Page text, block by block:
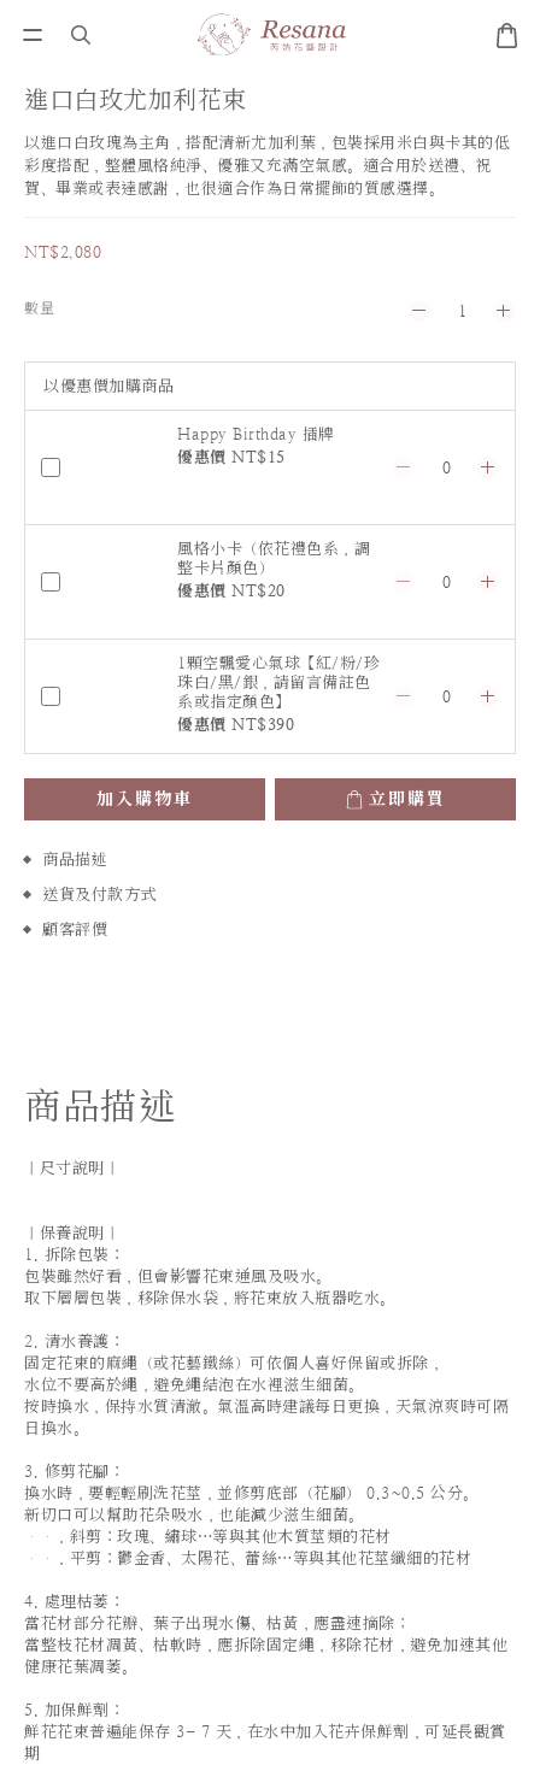
進口白玫尤加利花束
以進口白玫瑰為主角，搭配清新尤加利葉，包裝採用米白與卡其的低
彩度搭配，整體風格純淨、優雅又充滿空氣感。適合用於送禮、祝
賀、畢業或表達感謝，也很適合作為日常擺飾的質感選擇。
NT$2,080
數量
以優惠價加購商品
Happy Birthday 插牌
優惠價 NT$15
風格小卡（依花禮色系，調
整卡片顏色）
優惠價 NT$20
1顆空飄愛心氣球【紅/粉/珍
珠白/黑/銀，請留言備註色
系或指定顏色】
優惠價 NT$390
加入購物車 立即購買
商品描述
送貨及付款方式
顧客評價
商品描述
｜尺寸說明｜
｜保養說明｜
1. 拆除包裝：
包裝雖然好看，但會影響花束通風及吸水。
取下層層包裝，移除保水袋，將花束放入瓶器吃水。
2. 清水養護：
固定花束的麻繩（或花藝鐵絲）可依個人喜好保留或拆除，
水位不要高於繩，避免繩結泡在水裡滋生細菌。
按時換水，保持水質清澈。氣溫高時建議每日更換，天氣涼爽時可隔
日換水。
3. 修剪花腳：
換水時，要輕輕刷洗花莖，並修剪底部（花腳） 0.3~0.5 公分。
新切口可以幫助花朵吸水，也能減少滋生細菌。
．斜剪：玫瑰、繡球…等與其他木質莖類的花材
．平剪：鬱金香、太陽花、蕾絲…等與其他花莖纖細的花材
4. 處理枯萎：
當花材部分花瓣、葉子出現水傷、枯黃，應盡速摘除；
當整枝花材凋黃、枯軟時，應拆除固定繩，移除花材，避免加速其他
健康花葉凋萎。
5. 加保鮮劑：
鮮花花束普遍能保存 3- 7 天，在水中加入花卉保鮮劑，可延長觀賞
期